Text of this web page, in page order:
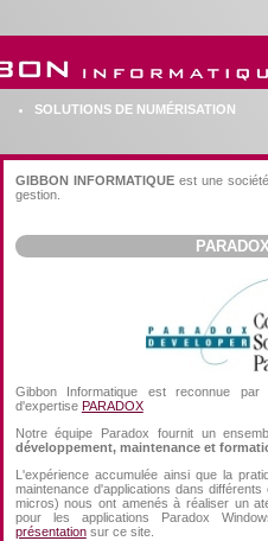
SOLUTIONS DE NUMÉRISATION
GIBBON INFORMATIQUEest une société
gestion.
PARADOX
Gibbon Informatique est reconnue
d'expertise PARADOX
Notre équipe Paradox fournit un
développement, maintenance et
L'expérience accumulée ainsi que la
maintenance d'applications dans
micros) nous ont amenés à réaliser un
pour les applications Paradox
présentationsur ce site.